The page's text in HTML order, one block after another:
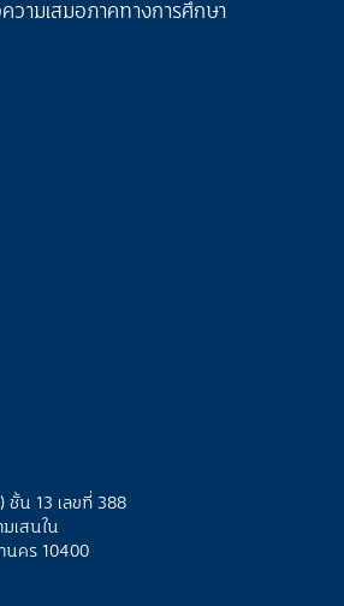
ามเสมอภาคทางการศึกษา
ชั้น 13 เลขที่ 388
เสนใน
นคร 10400